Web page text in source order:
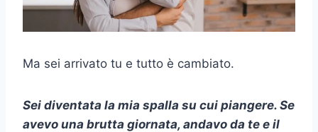
Ma sei arrivato tu e tutto è cambiato.
Sei diventata la mia spalla su cui piangere. Se
avevo una brutta giornata, andavo da te e il